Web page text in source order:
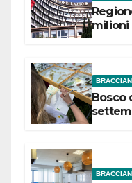
milioni
Bosco